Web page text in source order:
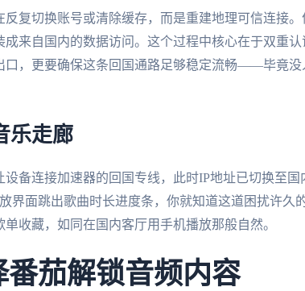
反复切换账号或清除缓存，而是重建地理可信连接
成来自国内的数据访问。这个过程中核心在于双重
口，更要确保这条回国通路足够稳定流畅——毕竟没
乐走廊
备连接加速器的回国专线，此时IP地址已切换至
界面跳出歌曲时长进度条，你就知道这道困扰许久
收藏，如同在国内客厅用手机播放那般自然。
番茄解锁音频内容